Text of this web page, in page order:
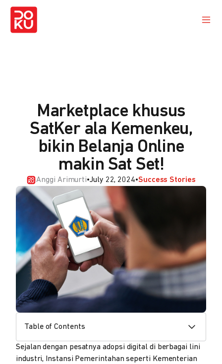
Marketplace khusus
SatKer ala Kemenkeu,
bikin Belanja Online
makin Sat Set!
Anggi Arimurti•July 22, 2024•Success Stories
Table of Contents
Sejalan dengan pesatnya adopsi digital di berbagai lini
industri, Instansi Pemerintahan seperti Kementerian